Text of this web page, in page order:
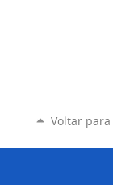
Voltar